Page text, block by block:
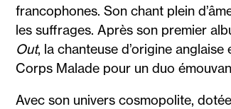
francophones. Son chant plein
les suffrages. Après son premier
Out, la chanteuse d’origine
Corps Malade pour un duo
Avec son univers cosmopolite,